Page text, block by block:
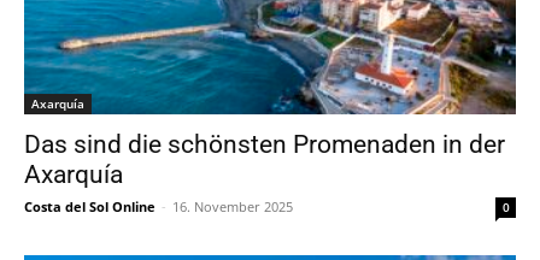
Axarquía
Das sind die schönsten Promenaden in der
Axarquía
Costa del Sol Online - 16. November 2025 0